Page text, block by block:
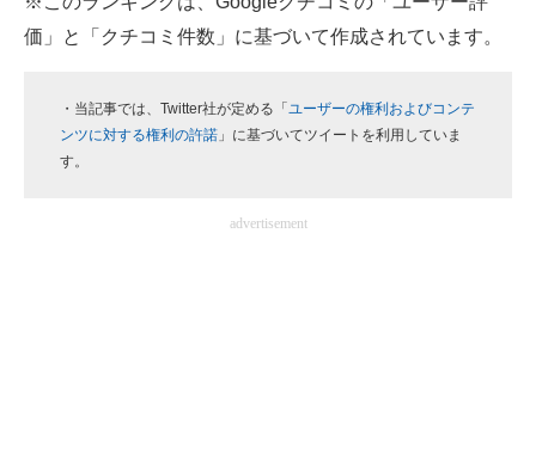
好きが集まる 比べて選べる
AI活用のいまが分かる
価」と「クチコミ件数」に基づいて作成されています。
・当記事では、Twitter社が定める「 ユーザーの権利およびコンテ
ンツに対する権利の許諾 」に基づいてツイートを利用していま
す。
advertisement